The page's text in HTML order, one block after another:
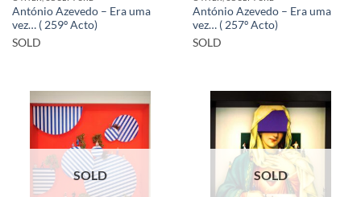
António Azevedo – Era uma
vez… ( 259º Acto)
SOLD
António Azevedo – Era uma
vez… ( 257º Acto)
SOLD
SOLD SOLD